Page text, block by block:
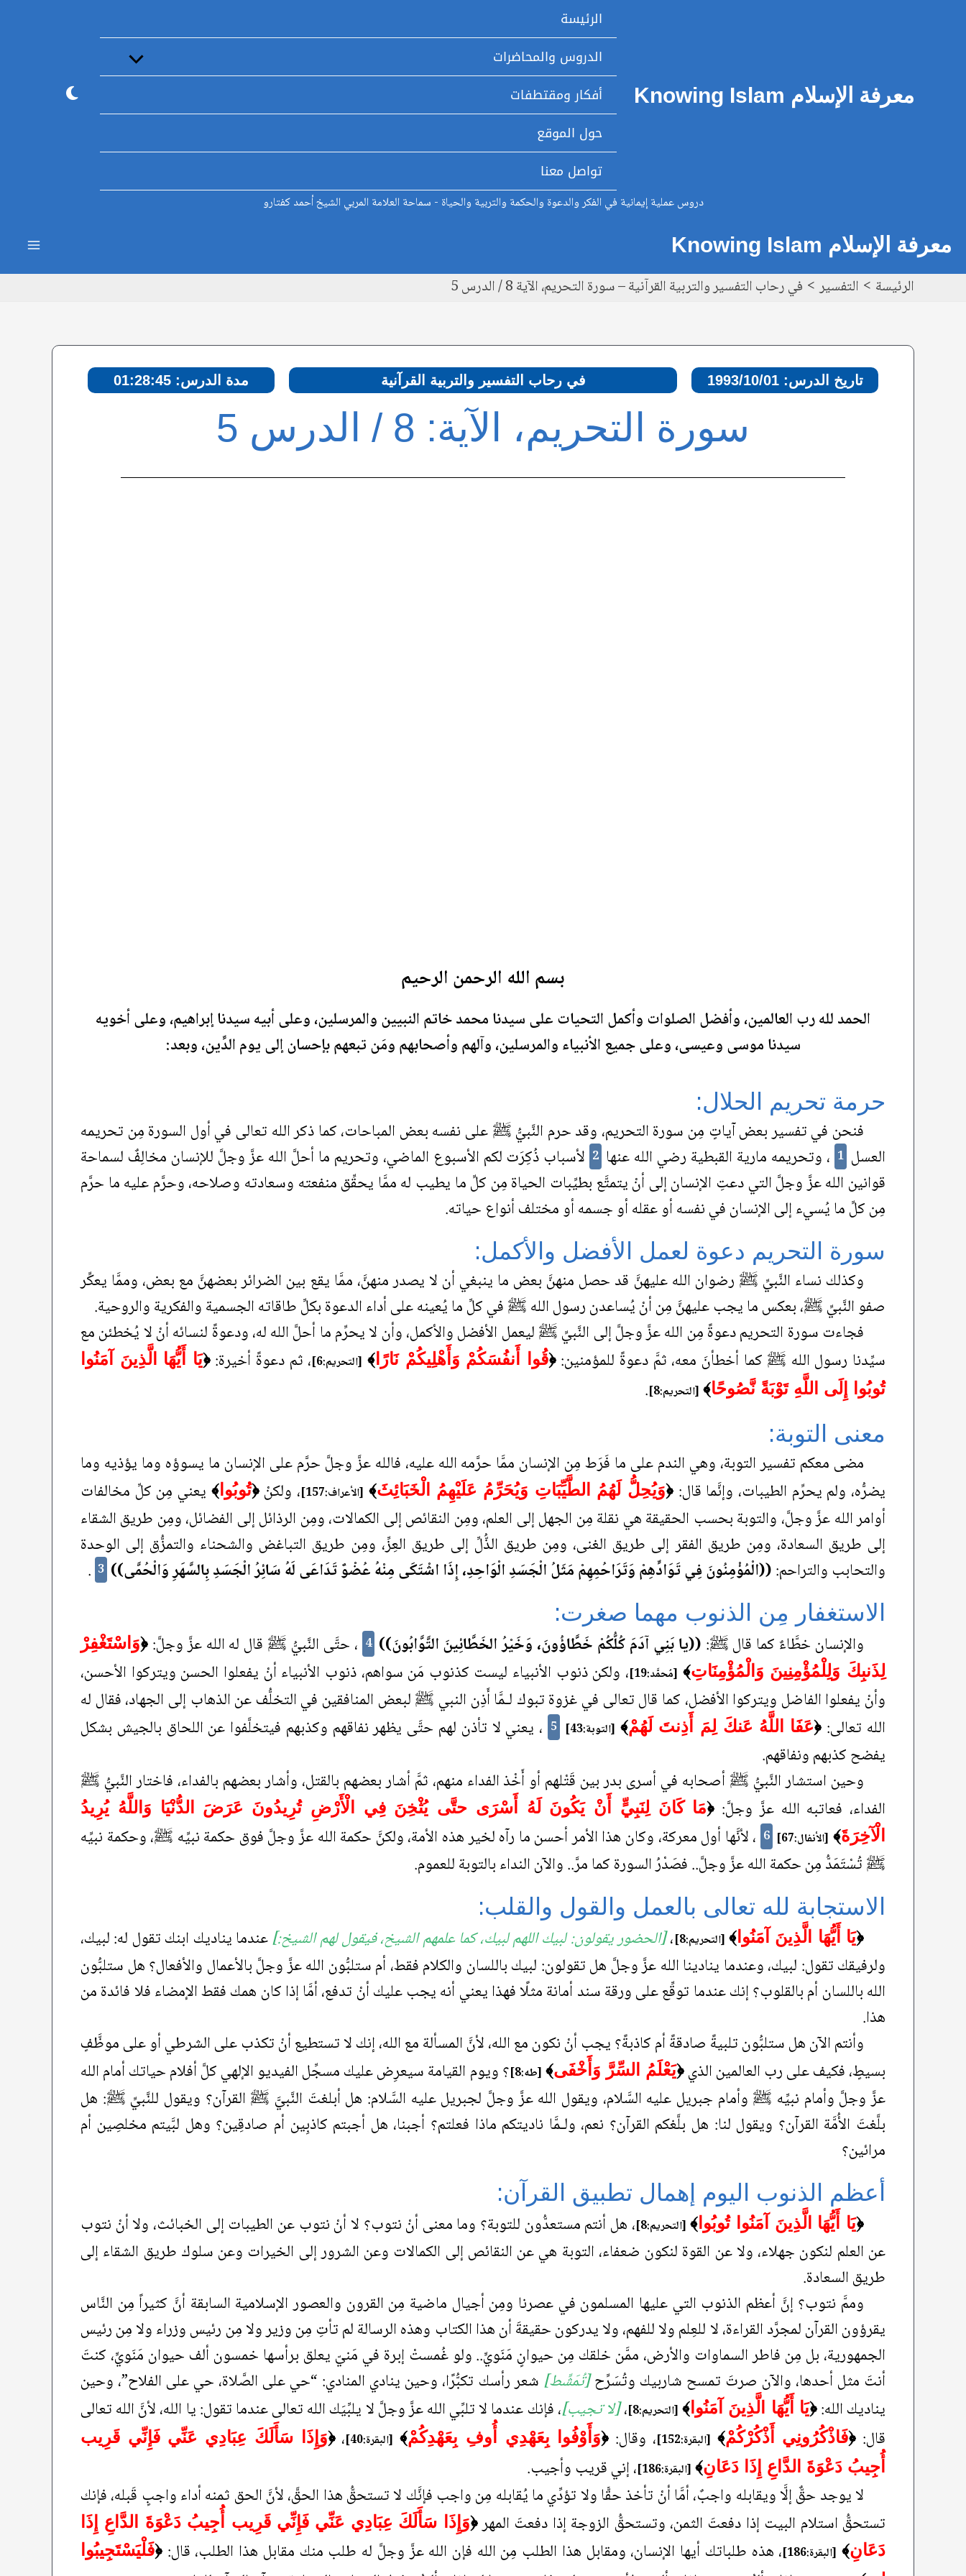
معرفة الإسلام Knowing Islam
الرئيسة
الدروس والمحاضرات
القائمة
أفكار ومقتطفات
حول الموقع
تواصل معنا
دروس عملية إيمانية في الفكر والدعوة والحكمة والتربية والحياة - سماحة العلامة المربي الشيخ أحمد كفتارو
معرفة الإسلام Knowing Islam
الرئيسة التفسير في رحاب التفسير والتربية القرآنية – سورة التحريم، الآية 8 / الدرس 5
تاريخ الدرس: 1993/10/01 في رحاب التفسير والتربية القرآنية مدة الدرس: 01:28:45
سورة التحريم، الآية: 8 / الدرس 5
بسم الله الرحمن الرحيم
الحمد لله رب العالمين، وأفضل الصلوات وأكمل التحيات على سيدنا محمد خاتم النبيين والمرسلين، وعلى أبيه سيدنا إبراهيم، وعلى أخويه
سيدنا موسى وعيسى، وعلى جميع الأنبياء والمرسلين، وآلهم وأصحابهم ومَن تبعهم بإحسان إلى يوم الدِّين، وبعد:
حرمة تحريم الحلال:
فنحن في تفسير بعض آياتٍ مِن سورة التحريم، وقد حرم النَّبيُّ ﷺ على نفسه بعض المباحات، كما ذكر الله تعالى في أول السورة مِن تحريمه
العسل 1 ، وتحريمه مارية القبطية رضي الله عنها 2 لأسباب ذُكِرَت لكم الأسبوع الماضي، وتحريم ما أحلَّ الله عزَّ وجلَّ للإنسان مخالِفٌ لسماحة
قوانين الله عزَّ وجلَّ التي دعتِ الإنسان إلى أنْ يتمتَّع بطيِّبات الحياة مِن كلِّ ما يطيب له ممَّا يحقِّق منفعته وسعادته وصلاحه، وحرَّم عليه ما حرَّم
مِن كلِّ ما يُسيء إلى الإنسان في نفسه أو عقله أو جسمه أو مختلف أنواع حياته.
سورة التحريم دعوة لعمل الأفضل والأكمل:
وكذلك نساء النَّبيِّ ﷺ رضوان الله عليهنَّ قد حصل منهنَّ بعض ما ينبغي أن لا يصدر منهنَّ، ممَّا يقع بين الضرائر بعضهنَّ مع بعض، وممَّا يعكِّر
صفو النَّبيِّ ﷺ، بعكس ما يجب عليهنَّ مِن أنْ يُساعدن رسول الله ﷺ في كلِّ ما يُعينه على أداء الدعوة بكلِّ طاقاته الجسمية والفكرية والروحية.
فجاءت سورة التحريم دعوةً مِن الله عزَّ وجلَّ إلى النَّبيِّ ﷺ ليعمل الأفضل والأكمل، وأن لا يحرِّم ما أحلَّ الله له، ودعوةً لنسائه أنْ لا يُخطئن مع
سيِّدنا رسول الله ﷺ كما أخطأنَ معه، ثمَّ دعوةً للمؤمنين:﴿قُوا أَنفُسَكُمْ وَأَهْلِيكُمْ نَارًا﴾ [التحريم:6] ، ثم دعوةً أخيرة:﴿يَا أَيُّهَا الَّذِينَ آمَنُوا
تُوبُوا إِلَى اللَّهِ تَوْبَةً نَّصُوحًا﴾ [التحريم:8] .
معنى التوبة:
مضى معكم تفسير التوبة، وهي الندم على ما فَرَط مِن الإنسان ممَّا حرَّمه الله عليه، فالله عزَّ وجلَّ حرَّم على الإنسان ما يسوؤه وما يؤذيه وما
يضرُّه، ولم يحرِّم الطيبات، وإنَّما قال: ﴿وَيُحِلُّ لَهُمُ الطَّيِّبَاتِ وَيُحَرِّمُ عَلَيْهِمُ الْخَبَائِثَ﴾ [الأعراف:157] ، ولكنْ﴿تُوبُوا﴾ يعني مِن كلِّ مخالفات
أوامر الله عزَّ وجلَّ، والتوبة بحسب الحقيقة هي نقلة مِن الجهل إلى العلم، ومِن النقائص إلى الكمالات، ومِن الرذائل إلى الفضائل، ومِن طريق الشقاء
إلى طريق السعادة، ومِن طريق الفقر إلى طريق الغنى، ومِن طريق الذُّلِّ إلى طريق العِزِّ، ومِن طريق التباغض والشحناء والتمزُّق إلى الوحدة
والتحابب والتراحم:((الْمُؤْمِنُونَ فِي تَوَادِّهِمْ وَتَرَاحُمِهِمْ مَثَلُ الْجَسَدِ الْوَاحِدِ، إِذَا اشْتَكَى مِنْهُ عُضْوٌ تَدَاعَى لَهُ سَائِرُ الْجَسَدِ بِالسَّهَرِ وَالْحُمَّى)) 3
.
الاستغفار مِن الذنوب مهما صغرت:
والإنسان خطَّاءٌ كما قال ﷺ: ((يا بَنِي آدَمَ كُلُّكُمْ خَطَّاؤُونَ، وَخَيْرُ الخَطَّائِينَ التَّوَّابُونَ)) 4 ، حتَّى النَّبيُّ ﷺ قال له الله عزَّ وجلَّ: ﴿وَاسْتَغْفِرْ
لِذَنبِكَ وَلِلْمُؤْمِنِينَ وَالْمُؤْمِنَاتِ﴾ [مُحمَّد:19]
، ولكن ذنوب الأنبياء ليست كذنوب مَن سواهم، ذنوب الأنبياء أنْ يفعلوا الحسن ويتركوا الأحسن،
وأنْ يفعلوا الفاضل ويتركوا الأفضل، كما قال تعالى في غزوة تبوك لـمَّا أَذِن النبي ﷺ لبعض المنافقين في التخلُّف عن الذهاب إلى الجهاد، فقال له
الله تعالى: ﴿عَفَا اللَّهُ عَنكَ لِمَ أَذِنتَ لَهُمْ﴾ [التوبة:43] 5 ، يعني لا تأذن لهم حتَّى يظهر نفاقهم وكذبهم فيتخلَّفوا عن اللحاق بالجيش بشكل
يفضح كذبهم ونفاقهم.
وحين استشار النَّبيُّ ﷺ أصحابه في أسرى بدر بين قَتْلهم أو أَخْذ الفداء منهم، ثمَّ أشار بعضهم بالقتل، وأشار بعضهم بالفداء، فاختار النَّبيُّ ﷺ
الفداء، فعاتبه الله عزَّ وجلَّ: ﴿مَا كَانَ لِنَبِيٍّ أَنْ يَكُونَ لَهُ أَسْرَى حتَّى يُثْخِنَ فِي الْأَرْضِ تُرِيدُونَ عَرَضَ الدُّنْيَا وَاللَّهُ يُرِيدُ
الْآخِرَةَ﴾ [الأنفال:67] 6 ، لأنَّها أول معركة، وكان هذا الأمر أحسن ما رآه لخير هذه الأمة، ولكنَّ حكمة الله عزَّ وجلَّ فوق حكمة نبيِّه ﷺ، وحكمة نبيِّه
ﷺ تُسْتَمَدُّ مِن حكمة الله عزَّ وجلَّ.. فصَدْرُ السورة كما مرَّ.. والآن النداء بالتوبة للعموم.
الاستجابة لله تعالى بالعمل والقول والقلب:
﴿يَا أَيُّهَا الَّذِينَ آمَنُوا﴾ [التحريم:8] ،[الحضور يقولون: لبيك اللهم لبيك، كما علمهم الشيخ، فيقول لهم الشيخ:]عندما يناديك ابنك تقول له: لبيك،
ولرفيقك تقول: لبيك، وعندما ينادينا الله عزَّ وجلَّ هل تقولون: لبيك باللسان والكلام فقط، أم ستلبُّون الله عزَّ وجلَّ بالأعمال والأفعال؟ هل ستلبُّون
الله باللسان أم بالقلوب؟ إنك عندما توقِّع على ورقة سند أمانة مثلًا فهذا يعني أنه يجب عليك أنْ تدفع، أمَّا إذا كان همك فقط الإمضاء فلا فائدة من
هذا.
وأنتم الآن هل ستلبُّون تلبيةً صادقةً أم كاذبةً؟ يجب أنْ نكون مع الله، لأنَّ المسألة مع الله، إنك لا تستطيع أنْ تكذب على الشرطي أو على موظَّفٍ
بسيطٍ، فكيف على رب العالمين الذي﴿يَعْلَمُ السِّرَّ وَأَخْفَى﴾ [طه:8]
؟ ويوم القيامة سيعرِض عليك مسجِّل الفيديو الإلهي كلَّ أفلام حياتك أمام الله
عزَّ وجلَّ وأمام نبيِّه ﷺ وأمام جبريل عليه السَّلام، ويقول الله عزَّ وجلَّ لجبريل عليه السَّلام: هل أبلغتَ النَّبيَّ ﷺ القرآن؟ ويقول للنَّبيِّ ﷺ: هل
بلَّغتَ الأُمَّة القرآن؟ ويقول لنا: هل بلَّغكم القرآن؟ نعم، ولـمَّا ناديتكم ماذا فعلتم؟ أجبنا، هل أجبتم كاذبِين أم صادقِين؟ وهل لبَّيتم مخلصِين أم
مرائين؟
أعظم الذنوب اليوم إهمال تطبيق القرآن:
﴿يَا أَيُّهَا الَّذِينَ آمَنُوا تُوبُوا ﴾ [التحريم:8]
، هل أنتم مستعدُّون للتوبة؟ وما معنى أنْ نتوب؟ لا أنْ نتوب عن الطيبات إلى الخبائث، ولا أنْ نتوب
عن العلم لنكون جهلاء، ولا عن القوة لنكون ضعفاء، التوبة هي عن النقائص إلى الكمالات وعن الشرور إلى الخيرات وعن سلوك طريق الشقاء إلى
طريق السعادة.
وممَّ نتوب؟ إنَّ أعظم الذنوب التي عليها المسلمون في عصرنا ومِن أجيال ماضية مِن القرون والعصور الإسلامية السابقة أنَّ كثيراً مِن النَّاس
يقرؤون القرآن لمجرَّد القراءة، لا للعِلم ولا للفهم، ولا يدركون حقيقةَ أن هذا الكتاب وهذه الرسالة لم تأتِ مِن وزير ولا مِن رئيس وزراء ولا مِن رئيس
الجمهورية، بل مِن فاطر السماوات والأرض، ممَّن خلقك مِن حيوانٍ مَنَويٍّ.. ولو غُمستْ إبرة في مَنيّ يعلق برأسها خمسون ألف حيوان مَنَويٍّ، كنتَ
أنتَ مثل أحدها، والآن صرتَ تمسح شاربيك وتُسَرِّح[تُمَشِّط] شعر رأسك تكبُّرًا، وحين ينادي المنادي: “حي على الصَّلاة، حي على الفلاح”، وحين
يناديك الله:﴿يَا أَيُّهَا الَّذِينَ آمَنُوا ﴾ [التحريم:8] ،[لا تجيب]، فإنك عندما لا تلبِّي الله عزَّ وجلَّ لا يلبِّيَك الله تعالى عندما تقول: يا الله، لأنَّ الله تعالى
قال: ﴿فَاذْكُرُونِي أَذْكُرْكُمْ﴾ [البقرة:152] ، وقال: ﴿وَأَوْفُوا بِعَهْدِي أُوفِ بِعَهْدِكُمْ﴾ [البقرة:40] ،﴿وَإِذَا سَأَلَكَ عِبَادِي عَنِّي فَإِنِّي قَرِيب
أُجِيبُ دَعْوَةَ الدَّاعِ إِذَا دَعَانِ﴾ [البقرة:186]
، إني قريب وأجيب.
لا يوجد حقٌّ إلَّا ويقابله واجبٌ، أمَّا أنْ تأخذ حقًّا ولا تؤدِّي ما يُقابله مِن واجب فإنَّك لا تستحقُّ هذا الحقَّ، لأنَّ الحق ثمنه أداء واجبٍ قَبله، فإنك
تستحقُّ استلام البيت إذا دفعتَ الثمن، وتستحقُّ الزوجة إذا دفعتَ المهر﴿وَإِذَا سَأَلَكَ عِبَادِي عَنِّي فَإِنِّي قَرِيب أُجِيبُ دَعْوَةَ الدَّاعِ إِذَا
دَعَانِ﴾ [البقرة:186] ، هذه طلباتك أيها الإنسان، ومقابل هذا الطلب مِن الله فإن الله عزَّ وجلَّ له طلب منك مقابل هذا الطلب، قال: ﴿فَلْيَسْتَجِيبُوا